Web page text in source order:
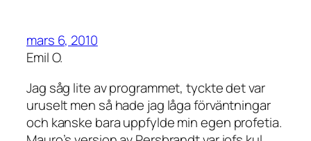
mars 6, 2010
Emil O.
Jag såg lite av programmet, tyckte det var
uruselt men så hade jag låga förväntningar
och kanske bara uppfylde min egen profetia.